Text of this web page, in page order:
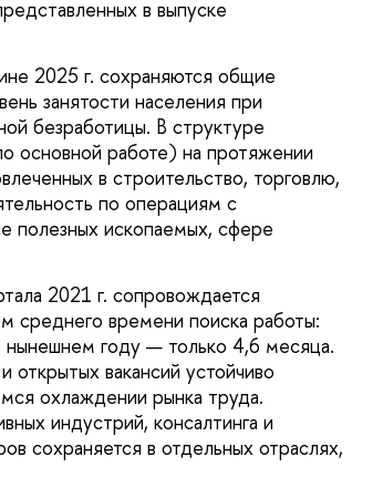
в выпуске
2025 г. сохраняются общие
занятости населения при
безработицы. В структуре
основной работе) на протяжении
в строительство, торговлю,
по операциям с
полезных ископаемых, сфере
2021 г. сопровождается
среднего времени поиска работы:
нынешнем году — только 4,6 месяца.
вакансий устойчиво
охлаждении рынка труда.
индустрий, консалтинга и
сохраняется в отдельных отраслях,